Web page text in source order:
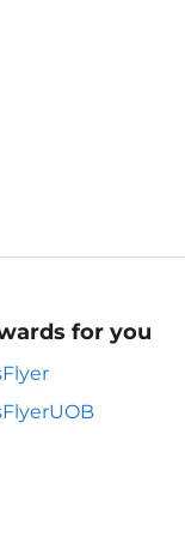
for you